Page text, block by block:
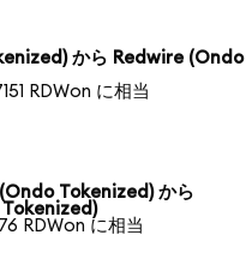
から Redwire (Ondo
RDWon に相当
Tokenized) から
RDWon に相当